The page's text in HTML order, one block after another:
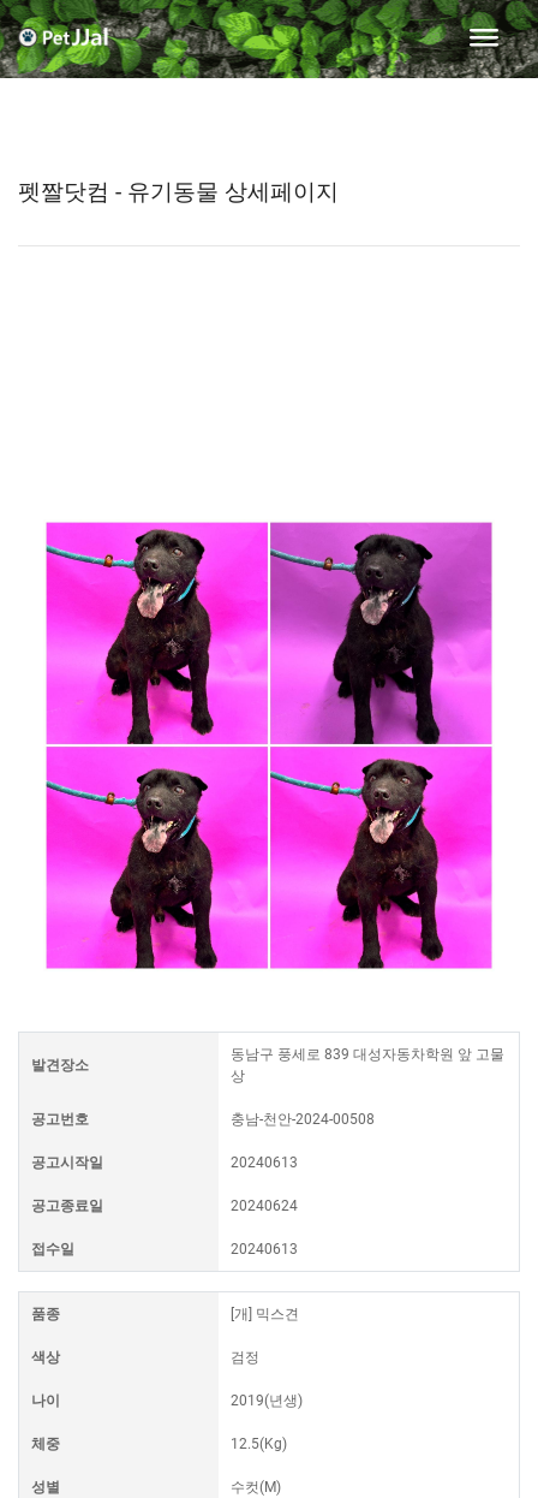
펫짤닷컴 - 유기동물 상세페이지
발견장소
동남구 풍세로 839 대성자동차학원 앞 고물
상
공고번호 충남-천안-2024-00508
공고시작일 20240613
공고종료일 20240624
접수일 20240613
품종 [개] 믹스견
색상 검정
나이 2019(년생)
체중 12.5(Kg)
성별 수컷(M)